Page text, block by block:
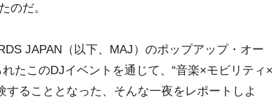
のだ。
JAPAN（以下、MAJ）のポップアップ・オー
たこのDJイベントを通じて、“音楽×モビリティ×
することとなった、そんな一夜をレポートしよ